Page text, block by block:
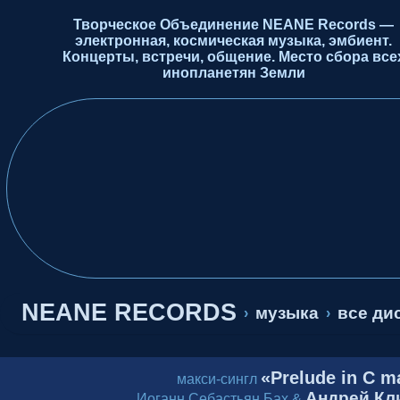
Творческое Объединение NEANE Records —
электронная, космическая музыка, эмбиент.
Концерты, встречи, общение. Место сбора
инопланетян Земли
NEANE RECORDS › музыка › все
макси-сингл «Prelude in C